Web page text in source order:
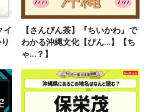
イ
【さんぴん茶】『ちいかわ』で
わかる沖縄文化【ぴん…】【ち
ゃ…？】